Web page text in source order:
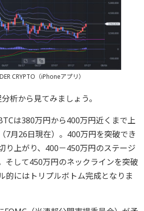
CRYPTO（iPhoneアプリ）
析から見てみましょう。
は380万円から400万円近くまで上
7月26日現在）。400万円を突破でき
り上がり、400－450万円のステージ
そして450万円のネックラインを突破
的にはトリプルボトム完成となりま